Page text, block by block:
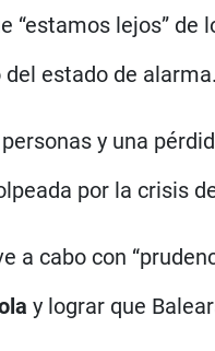
“estamos lejos” de
del estado de alarma.
y una
por la crisis
a cabo con
y lograr que